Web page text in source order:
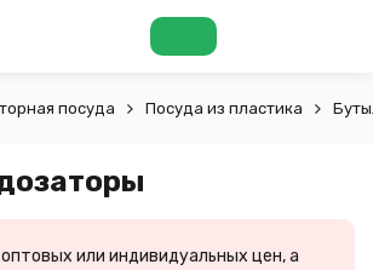
посуда Посуда из пластика
или индивидуальных цен, а